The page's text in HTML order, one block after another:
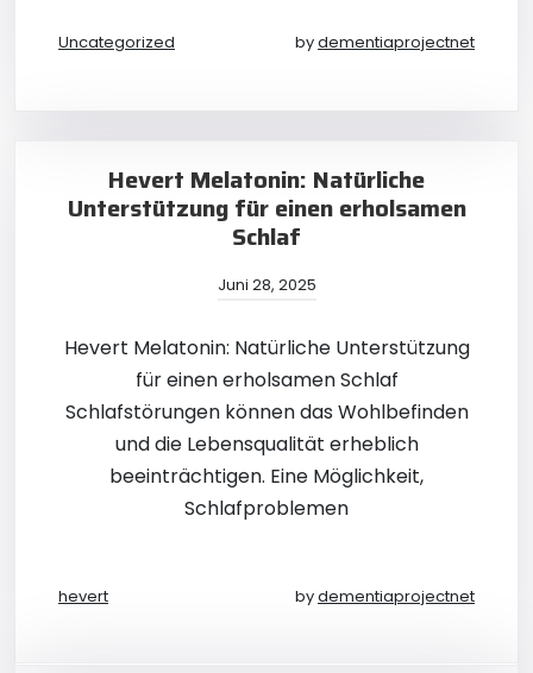
Uncategorized bydementiaprojectnet
Hevert Melatonin: Natürliche
Unterstützung für einen erholsamen
Schlaf
Juni 28, 2025
Hevert Melatonin: Natürliche Unterstützung
für einen erholsamen Schlaf
Schlafstörungen können das Wohlbefinden
und die Lebensqualität erheblich
beeinträchtigen. Eine Möglichkeit,
Schlafproblemen
hevert bydementiaprojectnet